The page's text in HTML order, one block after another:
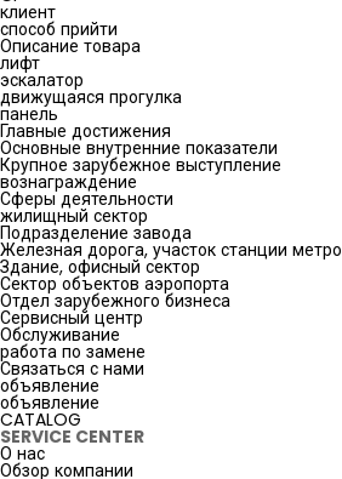
клиент
способ прийти
Описание товара
лифт
эскалатор
движущаяся прогулка
панель
Главные достижения
Основные внутренние показатели
Крупное зарубежное выступление
вознаграждение
Сферы деятельности
жилищный сектор
Подразделение завода
Железная дорога, участок станции метро
Здание, офисный сектор
Сектор объектов аэропорта
Отдел зарубежного бизнеса
Сервисный центр
Обслуживание
работа по замене
Связаться с нами
объявление
объявление
CATALOG
SERVICE CENTER
О нас
Обзор компании